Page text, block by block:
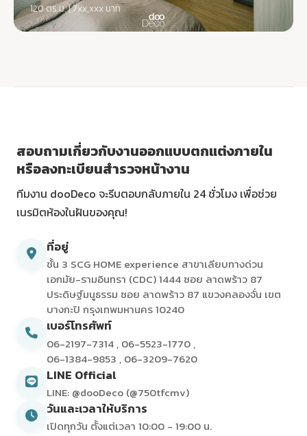
120 ตร.ม. | 7xx,xxx บาท
สอบถามเกี่ยวกับงานออกแบบตกแต่งภายใน
หรือลงทะเบียนสำรวจหน้างาน
ทีมงาน dooDeco จะรีบตอบกลับภายใน 24 ชั่วโมง เพื่อช่วย
เนรมิตห้องในฝันของคุณ!
ที่อยู่
ชั้น 3 SCG HOME experience สาขาเลียบทางด่วน
เอกมัย-รามอินทรา (CDC) 1444 ซอย ลาดพร้าว 87
ประดิษฐ์มนูธรรม ซอย ลาดพร้าว 87 แขวงคลองจั่น เขต
บางกะปิ กรุงเทพมหานคร 10240
เบอร์โทรศัพท์
06-2197-7314 , 06-5523-1770 ,
06-1384-9853 , 06-3209-7620
LINE Official
LINE: @dooDeco (@750tfcmv)
วันและเวลาให้บริการ
เปิดทุกวัน ตั้งแต่เวลา 10:00 - 19:00 น.